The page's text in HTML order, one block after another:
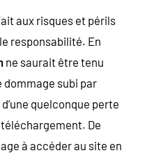
aux risques et périls
responsabilité. En
ne saurait être tenu
dommage subi par
quelconque perte
De
à accéder au site en